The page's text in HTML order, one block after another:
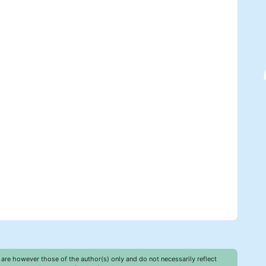
however those of the author(s) only and do not necessarily reflect